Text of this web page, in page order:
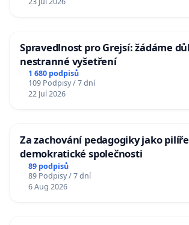
Spravedlnost pro Grejsí: žádáme
nestranné vyšetření
1 680 podpisů
109 Podpisy / 7 dní
22 Jul 2026
Za zachování pedagogiky jako
demokratické společnosti
89 podpisů
89 Podpisy / 7 dní
6 Aug 2026